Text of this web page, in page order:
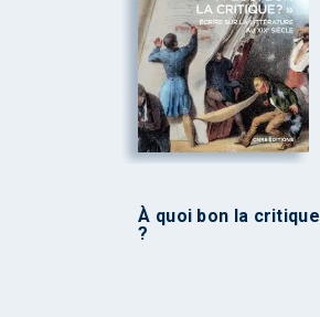
À quoi bon la critique
?